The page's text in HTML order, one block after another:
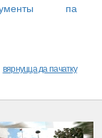
па
вярнуцца да пачатку